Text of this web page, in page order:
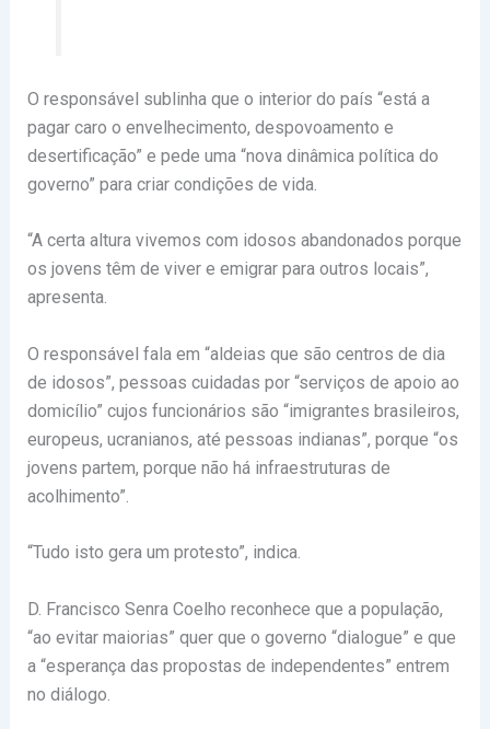
O responsável sublinha que o interior do país “está a
pagar caro o envelhecimento, despovoamento e
desertificação” e pede uma “nova dinâmica política do
governo” para criar condições de vida.
“A certa altura vivemos com idosos abandonados porque
os jovens têm de viver e emigrar para outros locais”,
apresenta.
O responsável fala em “aldeias que são centros de dia
de idosos”, pessoas cuidadas por “serviços de apoio ao
domicílio” cujos funcionários são “imigrantes brasileiros,
europeus, ucranianos, até pessoas indianas”, porque “os
jovens partem, porque não há infraestruturas de
acolhimento”.
“Tudo isto gera um protesto”, indica.
D. Francisco Senra Coelho reconhece que a população,
“ao evitar maiorias” quer que o governo “dialogue” e que
a “esperança das propostas de independentes” entrem
no diálogo.